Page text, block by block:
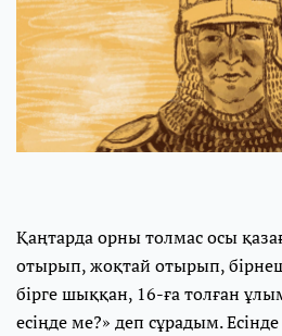
Қаңтарда орны толмас осы
отырып, жоқтай отырып,
бірге шыққан, 16-ға толған
есіңде ме?» деп сұрадым.